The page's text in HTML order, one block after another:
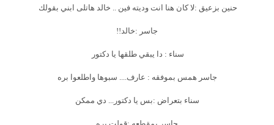
حنين بزعيق :لا كان هنا انت وديته فين .. خالد هاتلى ابني بقولك
جاسر :خالد!!
سناء : دا يبقي طلقها يا دكتور
جاسر همس بموفقه : عارف.... سبوها واطلعوا بره
سناء بتعراض :بس يا دكتور... دي ممكن